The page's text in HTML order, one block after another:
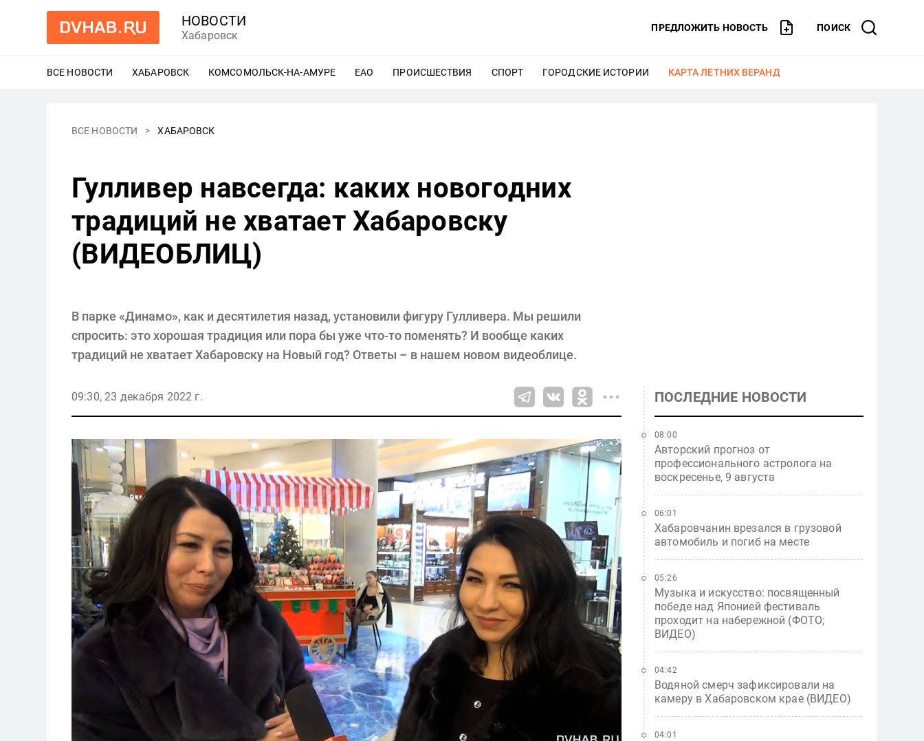
НОВОСТИ
Хабаровск
ПРЕДЛОЖИТЬ НОВОСТЬ ПОИСК
ВСЕ НОВОСТИ ХАБАРОВСК ЕЩЕ
КОМСОМОЛЬСК-НА-АМУРЕ ЕЩЕ
ЕАО ЕЩЕ
ПРОИСШЕСТВИЯ ЕЩЕ
СПОРТ ЕЩЕ
ГОРОДСКИЕ ИСТОРИИ ЕЩЕ
КАРТА ЛЕТНИХ ВЕРАНД
ВСЕ НОВОСТИ ХАБАРОВСК
Гулливер навсегда: каких новогодних
традиций не хватает Хабаровску
(ВИДЕОБЛИЦ)
В парке «Динамо», как и десятилетия назад, установили фигуру Гулливера. Мы решили
спросить: это хорошая традиция или пора бы уже что-то поменять? И вообще каких
традиций не хватает Хабаровску на Новый год? Ответы – в нашем новом видеоблице.
09:30, 23 декабря 2022 г. ПОСЛЕДНИЕ НОВОСТИ
Авторский прогноз от
профессионального астролога на
воскресенье, 9 августа
08:00
Хабаровчанин врезался в грузовой
автомобиль и погиб на месте
06:01
Музыка и искусство: посвященный
победе над Японией фестиваль
проходит на набережной (ФОТО;
ВИДЕО)
05:26
Водяной смерч зафиксировали на
камеру в Хабаровском крае (ВИДЕО)
04:42
04:01